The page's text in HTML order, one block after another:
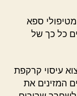
ספא
כל כך של
עיסוי קרקפת
המזינים את